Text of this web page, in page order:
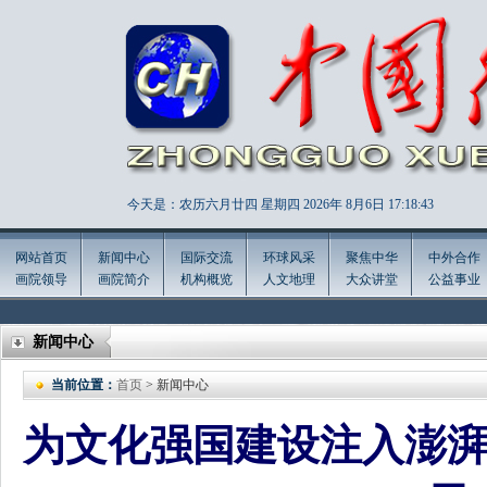
今天是：农历六月廿四 星期四 2026年 8月6日 17:18:45
网站首页
画院领导
新闻中心
画院简介
国际交流
机构概览
环球风采
人文地理
聚焦中华
大众讲堂
中外合作
公益事业
新闻中心
当前位置： 首页 > 新闻中心
为文化强国建设注入澎